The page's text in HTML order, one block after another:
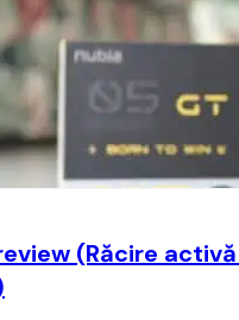
(Răcire